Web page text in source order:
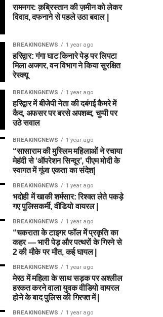
रामनगर: क़ब्रिस्तान की ज़मीन को लेकर
विवाद, दफनाने से पहले उठा बवाल |
BREAKINGNEWS 1 year ago
हरिद्वार: गंगा घाट किनारे पेड़ पर लिपटा
मिला अजगर, वन विभाग ने किया सुरक्षित
रेस्क्यू
BREAKINGNEWS 1 year ago
हरिद्वार में बीजेपी नेता की दबंगई कैमरे में
कैद, अफसर पर बरसे अपशब्द, चुप्पी पर
उठे सवाल
BREAKINGNEWS 1 year ago
“सासाराम की मुस्लिम महिलाओं ने रचाया
मेहंदी से ‘ऑपरेशन सिन्दूर’, पीएम मोदी के
स्वागत में गूंजा एकता का संदेश|
BREAKINGNEWS 1 year ago
भदोही में खाकी शर्मसार: रिश्वत लेते पकड़े
गए पुलिसकर्मी, वीडियो वायरल |
BREAKINGNEWS 1 year ago
“चकराता के टाइगर फॉल में प्रकृति का
कहर — भारी पेड़ और पत्थरों के गिरने से
2 की मौके पर मौत, कई घायल |
BREAKINGNEWS 1 year ago
मेरठ में महिला के साथ सड़क पर अश्लील
हरकत करने वाला युवक वीडियो वायरल
होने के बाद पुलिस की गिरफ्त में |
BREAKINGNEWS 1 year ago